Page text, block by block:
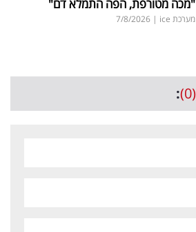
"מכה מטורפת, הפה התמלא דם"
מערכת ice |
7/8/2026
(0)
: